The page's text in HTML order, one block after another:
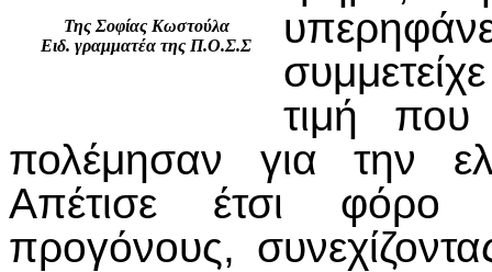
Της Σοφίας Κωστούλα
Ειδ. γραμματέα της Π.Ο.Σ.Σ
τιμή
πολέμησαν για την
Απέτισε έτσι φόρο
προγόνους,